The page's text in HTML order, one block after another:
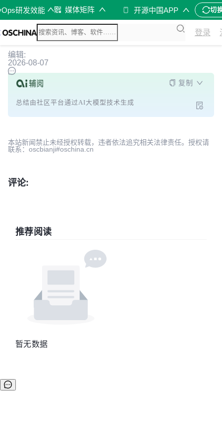
研发效能 媒体矩阵 开源中国APP 切
登录
编辑:
2026-08-07
复制
总结由社区平台通过AI大模型技术生成
本站新闻禁止未经授权转载，违者依法追究相关法律责任。授权请
联系：oscbianji#oschina.cn
评论:
推荐阅读
暂无数据